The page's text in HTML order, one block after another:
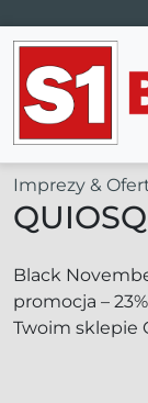
Main
Imprezy &
Black
promocja –
Twoim sklepie